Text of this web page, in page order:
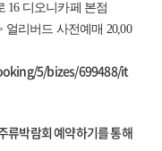
디오니카페 본점
얼리버드 사전예매 20,00
5/bizes/699488/it
류박람회 예약하기를 통해